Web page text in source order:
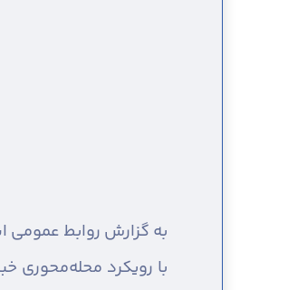
به گزارش روابط عمومی
با رویکرد محله‌محوری